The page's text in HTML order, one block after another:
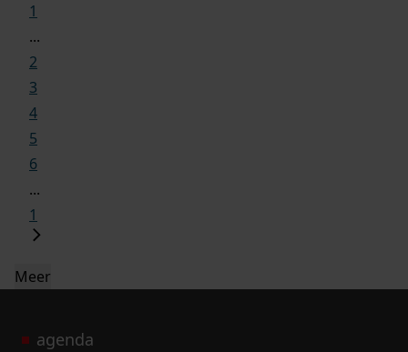
1
...
2
3
4
5
6
...
1
Meer
agenda